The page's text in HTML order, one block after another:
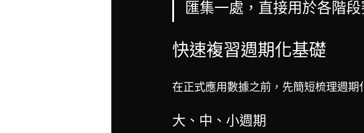
匯集一處，直接用於各階
快速複習週期化基礎
在正式應用數據之前，先簡短梳理週
大、中、小週期